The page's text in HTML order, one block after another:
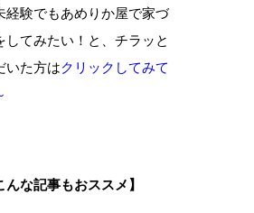
経験でもあめりか屋で家づ
してみたい！と、チラッと
いた方はクリックしてみて
んな記事もおススメ】